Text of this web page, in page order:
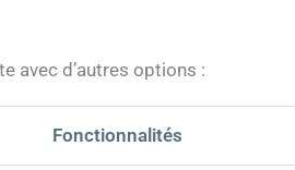
avec d’autres options :
Fonctionnalités